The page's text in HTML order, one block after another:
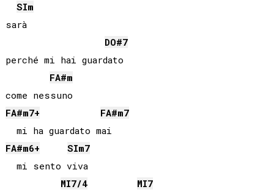
SIm
sarà
DO#7
perché mi hai guardato
FA#m
FA#m7+ FA#m7
FA#m6+ SIm7
  mi sento viva
MI7/4 MI7